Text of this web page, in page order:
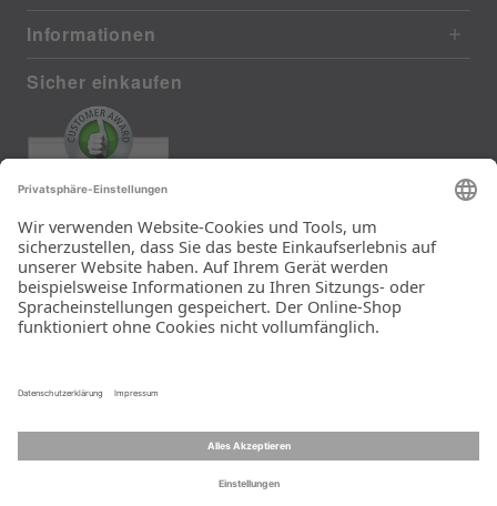
Informationen
Sicher einkaufen
372 reviews from real customers
(last 12 months)
Total: 11290
Die Auswahl und die
Einfachheit der
Bestellung.